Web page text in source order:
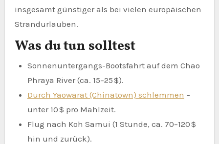
insgesamt günstiger als bei vielen europäischen
Strandurlauben.
Was du tun solltest
Sonnenuntergangs-Bootsfahrt auf dem Chao
Phraya River (ca. 15–25 $).
Durch Yaowarat (Chinatown) schlemmen –
unter 10 $ pro Mahlzeit.
Flug nach Koh Samui (1 Stunde, ca. 70–120 $
hin und zurück).